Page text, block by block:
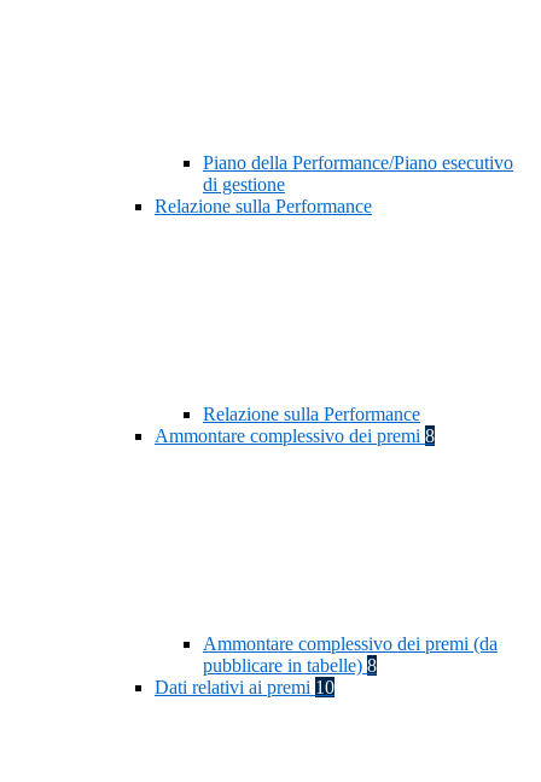
Piano della Performance/Piano esecutivo
di gestione
Relazione sulla Performance
Relazione sulla Performance
Ammontare complessivo dei premi 8
Ammontare complessivo dei premi (da
pubblicare in tabelle) 8
Dati relativi ai premi 10